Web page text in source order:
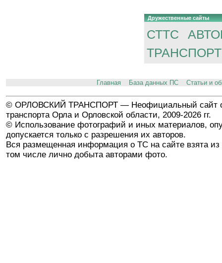
Дружественные сайты
СТТС
ТРАНСПОРТ
Главная База данных ПС Статьи и
© ОРЛОВСКИЙ ТРАНСПОРТ — Неофициальный сайт
транспорта Орла и Орловской области, 2009-2026 гг.
© Использование фотографий и иных материалов,
допускается только с разрешения их авторов.
Вся размещенная информация о ТС на сайте взята из
том числе лично добыта авторами фото.